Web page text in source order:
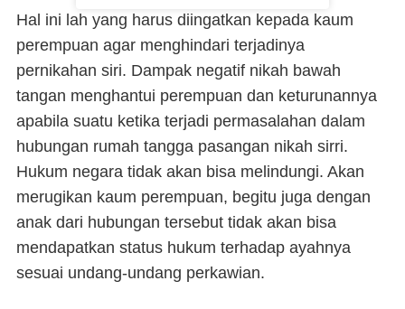
Hal ini lah yang harus diingatkan kepada kaum
perempuan agar menghindari terjadinya
pernikahan siri. Dampak negatif nikah bawah
tangan menghantui perempuan dan keturunannya
apabila suatu ketika terjadi permasalahan dalam
hubungan rumah tangga pasangan nikah sirri.
Hukum negara tidak akan bisa melindungi. Akan
merugikan kaum perempuan, begitu juga dengan
anak dari hubungan tersebut tidak akan bisa
mendapatkan status hukum terhadap ayahnya
sesuai undang-undang perkawian.